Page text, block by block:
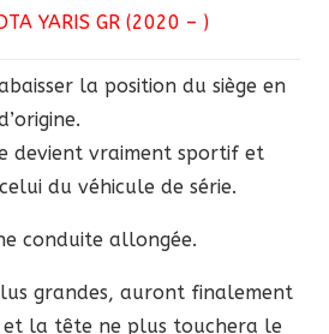
YARIS GR (2020 – )
la position du siège en
devient vraiment sportif et
du véhicule de série.
conduite allongée.
grandes, auront finalement
et la tête ne plus touchera le